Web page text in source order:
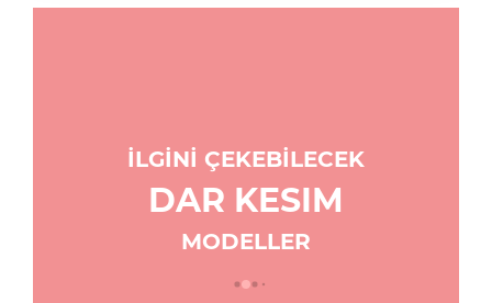
İLGİNİ ÇEKEBİLECEK
DAR KESIM
MODELLER